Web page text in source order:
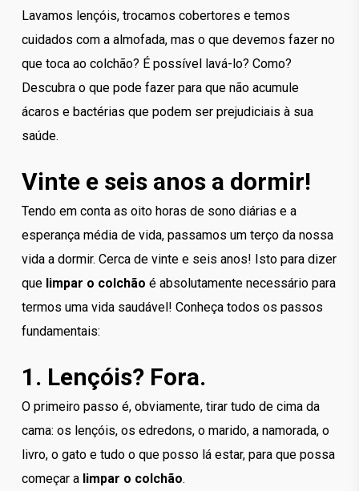
Lavamos lençóis, trocamos cobertores e temos
cuidados com a almofada, mas o que devemos fazer no
que toca ao colchão? É possível lavá-lo? Como?
Descubra o que pode fazer para que não acumule
ácaros e bactérias que podem ser prejudiciais à sua
saúde.
Vinte e seis anos a dormir!
Tendo em conta as oito horas de sono diárias e a
esperança média de vida, passamos um terço da nossa
vida a dormir. Cerca de vinte e seis anos! Isto para dizer
que limpar o colchão é absolutamente necessário para
termos uma vida saudável! Conheça todos os passos
fundamentais:
1. Lençóis? Fora.
O primeiro passo é, obviamente, tirar tudo de cima da
cama: os lençóis, os edredons, o marido, a namorada, o
livro, o gato e tudo o que posso lá estar, para que possa
começar a limpar o colchão.